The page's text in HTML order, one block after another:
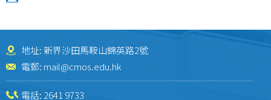
地址: 新界沙田馬鞍山錦英路2號
電郵: mail@cmos.edu.hk
電話: 2641 9733